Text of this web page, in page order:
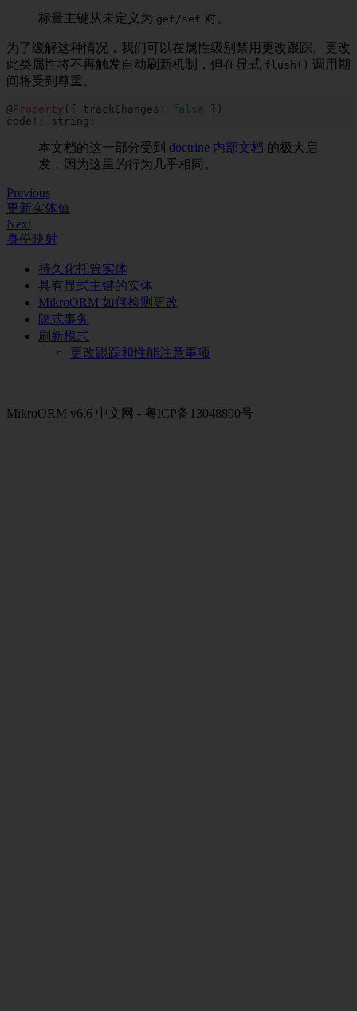
标量主键从未定义为 get/set 对。
为了缓解这种情况，我们可以在属性级别禁用更改跟踪。更改
此类属性将不再触发自动刷新机制，但在显式 flush() 调用期
间将受到尊重。
@Property ( { trackChanges : false } )
code ! : string ;
本文档的这一部分受到 doctrine 内部文档 的极大启
发，因为这里的行为几乎相同。
Previous
更新实体值
Next
身份映射
持久化托管实体
具有显式主键的实体
MikroORM 如何检测更改
隐式事务
刷新模式
更改跟踪和性能注意事项
MikroORM v6.6 中文网 - 粤ICP备13048890号